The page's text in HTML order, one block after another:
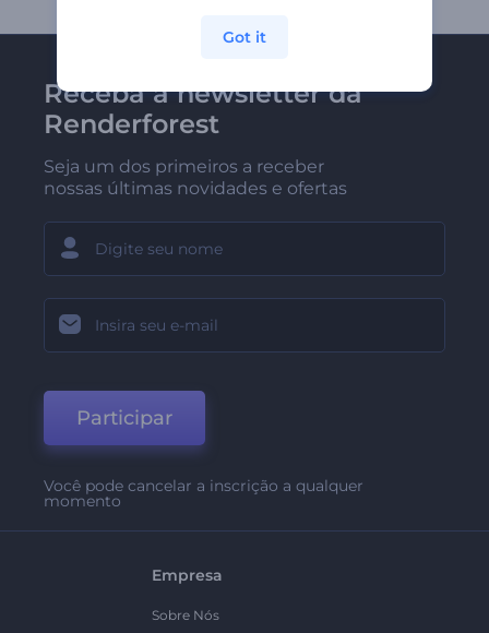
Receba a newsletter da
Renderforest
Seja um dos primeiros a receber
nossas últimas novidades e ofertas
Participar
Você pode cancelar a inscrição a qualquer
momento
Empresa
Sobre Nós
Got it